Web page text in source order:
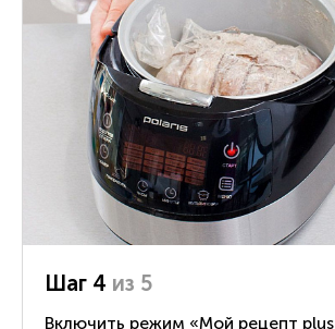
Шаг 4 из 5
Включить режим «Мой рецепт plus